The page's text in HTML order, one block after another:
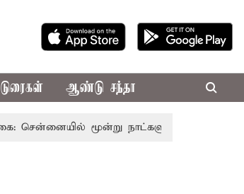
ஆண்டு சந்தா
மூன்று நாட்களுக்கு போக்குவரத்து